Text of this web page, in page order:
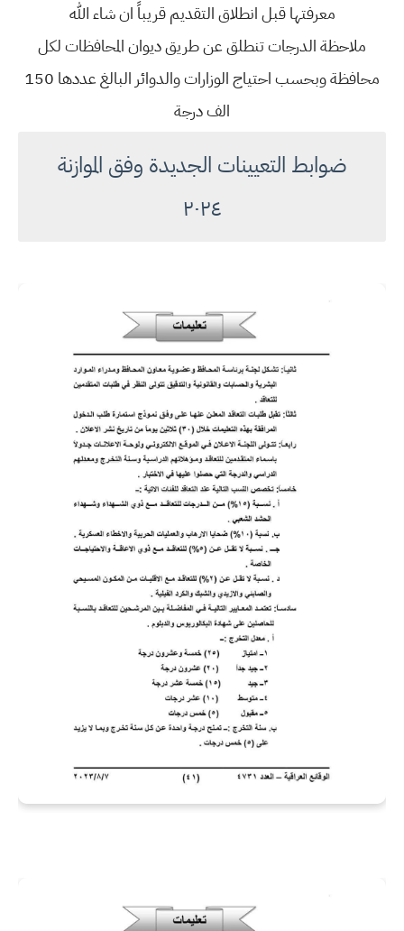
معرفتها قبل انطلاق التقديم قريباً ان شاء الله
ملاحظة الدرجات تنطلق عن طريق ديوان المحافظات لكل
محافظة وبحسب احتياج الوزارات والدوائر البالغ عددها 150
الف درجة
ضوابط التعيينات الجديدة وفق الموازنة
٢٠٢٤